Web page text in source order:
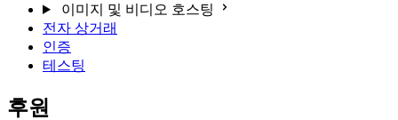
이미지 및 비디오 호스팅
전자 상거래
인증
테스팅
후원